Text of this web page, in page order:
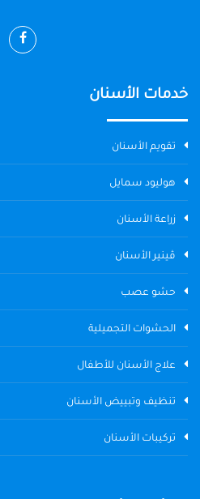
خدمات الأسنان
تقويم الأسنان
هوليود سمايل
زراعة الأسنان
ڤينير الأسنان
حشو عصب
الحشوات التجميلية
علاج الأسنان للأطفال
تنظيف وتبييض الأسنان
تركيبات الأسنان